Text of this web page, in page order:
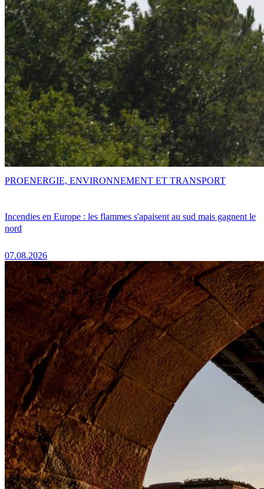
Incendies en Europe : les flammes s'apaisent au sud mais gagnent le
nord
07.08.2026
PROENERGIE, ENVIRONNEMENT ET TRANSPORT